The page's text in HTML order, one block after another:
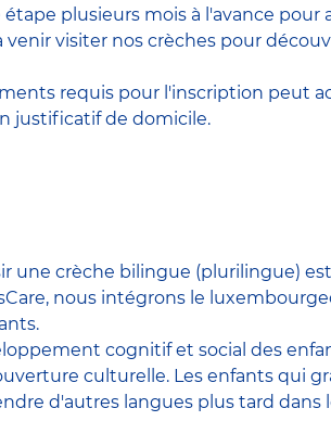
plusieurs mois à l'avance
visiter nos crèches pour
requis pour l'inscription peut
justificatif de domicile.
une crèche bilingue (plurilingue)
nous intégrons le
cognitif et social des
culturelle. Les enfants qui
d'autres langues plus tard dans